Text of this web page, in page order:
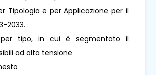
Tipologia e per Applicazione per il
2033.
per tipo, in cui è segmentato il
ad alta tensione